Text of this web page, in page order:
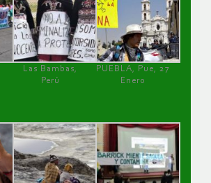
Las Bambas,
Perú
PUEBLA, Pue, 27
Enero